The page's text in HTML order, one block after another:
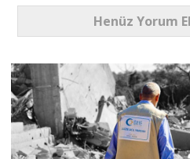
Henüz Yorum